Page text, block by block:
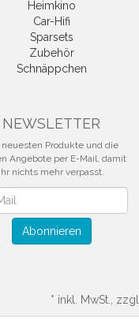
Heimkino
Car-Hifi
Sparsets
Zubehör
Schnäppchen
NEWSLETTER
neuesten Produkte und die
Angebote per E-Mail, damit
Ihr nichts mehr verpasst.
Abonnieren
* inkl. MwSt., zzgl.